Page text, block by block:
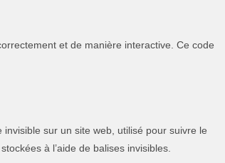
et de manière interactive. Ce code
sur un site web, utilisé pour suivre le
à l’aide de balises invisibles.